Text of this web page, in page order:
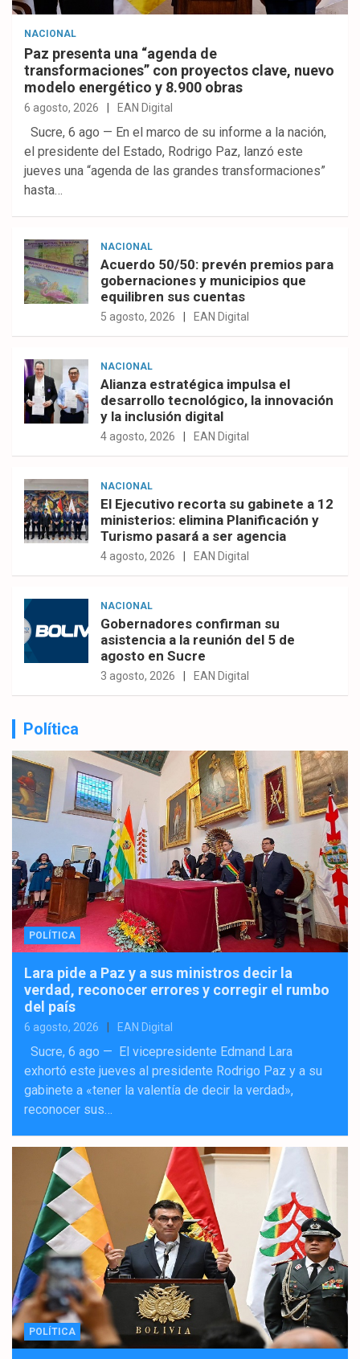
NACIONAL
Paz presenta una “agenda de
transformaciones” con proyectos clave, nuevo
modelo energético y 8.900 obras
6 agosto, 2026 EAN Digital
Sucre, 6 ago — En el marco de su informe a la nación,
el presidente del Estado, Rodrigo Paz, lanzó este
jueves una “agenda de las grandes transformaciones”
hasta…
NACIONAL
Acuerdo 50/50: prevén premios para
gobernaciones y municipios que
equilibren sus cuentas
5 agosto, 2026 EAN Digital
NACIONAL
Alianza estratégica impulsa el
desarrollo tecnológico, la innovación
y la inclusión digital
4 agosto, 2026 EAN Digital
NACIONAL
El Ejecutivo recorta su gabinete a 12
ministerios: elimina Planificación y
Turismo pasará a ser agencia
4 agosto, 2026 EAN Digital
NACIONAL
Gobernadores confirman su
asistencia a la reunión del 5 de
agosto en Sucre
3 agosto, 2026 EAN Digital
Política
POLÍTICA
Lara pide a Paz y a sus ministros decir la
verdad, reconocer errores y corregir el rumbo
del país
6 agosto, 2026 EAN Digital
Sucre, 6 ago — El vicepresidente Edmand Lara
exhortó este jueves al presidente Rodrigo Paz y a su
gabinete a «tener la valentía de decir la verdad»,
reconocer sus…
POLÍTICA